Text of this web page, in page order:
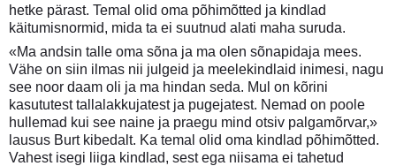
hetke pärast. Temal olid oma põhimõtted ja kindlad
käitumisnormid, mida ta ei suutnud alati maha suruda.
«Ma andsin talle oma sõna ja ma olen sõnapidaja mees.
Vähe on siin ilmas nii julgeid ja meelekindlaid inimesi, nagu
see noor daam oli ja ma hindan seda. Mul on kõrini
kasututest tallalakkujatest ja pugejatest. Nemad on poole
hullemad kui see naine ja praegu mind otsiv palgamõrvar,»
lausus Burt kibedalt. Ka temal olid oma kindlad põhimõtted.
Vahest isegi liiga kindlad, sest ega niisama ei tahetud